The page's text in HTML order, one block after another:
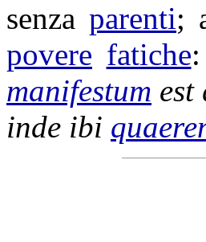
senzaparenti;
povere fatiche:
manifestum est
inde ibi